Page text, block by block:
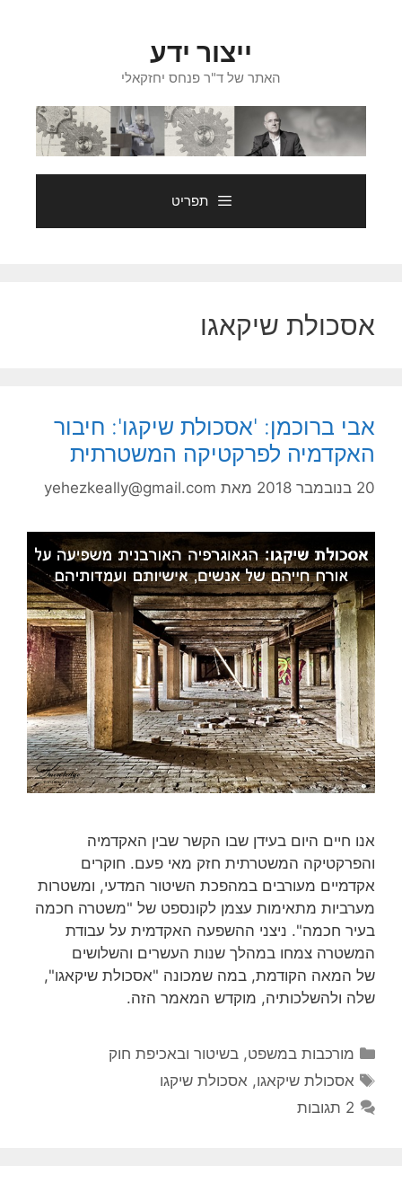
ייצור ידע
האתר של ד"ר פנחס יחזקאלי
תפריט
אסכולת שיקאגו
אבי ברוכמן: 'אסכולת שיקגו': חיבור
האקדמיה לפרקטיקה המשטרתית
20 בנובמבר 2018 מאת yehezkeally@gmail.com
אנו חיים היום בעידן שבו הקשר שבין האקדמיה
והפרקטיקה המשטרתית חזק מאי פעם. חוקרים
אקדמיים מעורבים במהפכת השיטור המדעי, ומשטרות
מערביות מתאימות עצמן לקונספט של "משטרה חכמה
בעיר חכמה". ניצני ההשפעה האקדמית על עבודת
המשטרה צמחו במהלך שנות העשרים והשלושים
של המאה הקודמת, במה שמכונה "אסכולת שיקאגו",
שלה ולהשלכותיה, מוקדש המאמר הזה.
קטגוריות
מורכבות במשפט, בשיטור ובאכיפת חוק
תגיות
אסכולת שיקאגו, אסכולת שיקגו
2 תגובות